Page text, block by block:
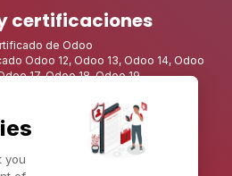
certificaciones
de Odoo
Odoo 12, Odoo 13, Odoo 14, Odoo
17, Odoo 18, Odoo 19
Socio 2025 - Europa
Socio 2025 - América del Norte
Mejor Socio 2024 - Europa
Mejor Socio 2024 - Norteamérica
Crecimiento 2023 - Francia
Socio 2023 - Norteamérica